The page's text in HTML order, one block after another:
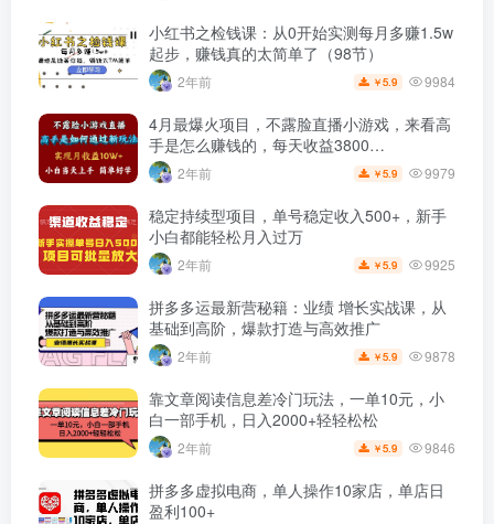
小红书之检钱课：从0开始实测每月多赚1.5w
起步，赚钱真的太简单了（98节）
2年前 ￥5.9 9984
4月最爆火项目，不露脸直播小游戏，来看高
手是怎么赚钱的，每天收益3800…
2年前 ￥5.9 9979
稳定持续型项目，单号稳定收入500+，新手
小白都能轻松月入过万
2年前 ￥5.9 9925
拼多多运最新营秘籍：业绩 增长实战课，从
基础到高阶，爆款打造与高效推广
2年前 ￥5.9 9878
靠文章阅读信息差冷门玩法，一单10元，小
白一部手机，日入2000+轻轻松松
2年前 ￥5.9 9846
拼多多虚拟电商，单人操作10家店，单店日
盈利100+